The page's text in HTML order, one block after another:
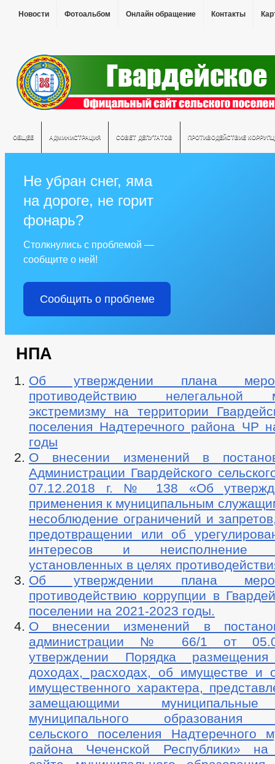
Новости Фотоальбом Онлайн обращение Контакты
ОБЩЕЕ АДМИНИСТРАЦИЯ СОВЕТ ДЕПУТАТОВ ПРОТИВОДЕЙСТВИЕ
Не убран снег, яма
на дороге, не горит
фонарь?
Столкнулись с проблемой —
сообщите о ней!
Сообщить о проблеме
НПА
Об утверждении плана
противодействию
экстремизму на территории
поселения Надтеречного района ЧР
годы
О внесении изменений в
Администрации Гвардейского
07.12.2018 г. № 138 «Об
применения к муниципальным
несоблюдение ограничений и
предотвращении или об
интересов и неисполнение
установленных в целях
Об утверждении плана
противодействию коррупции в
поселении на 2021-2023 годы.
О внесении изменений в
администрации № 66/1 от
утверждении Порядка
доходах, расходах, об имуществе и
имущественного характера,
замещающими
муниципального образования
сельского поселения Надтеречного
района Чеченской Республики»